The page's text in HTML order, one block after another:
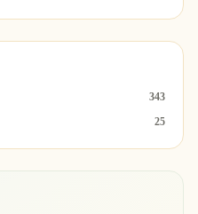
343
25